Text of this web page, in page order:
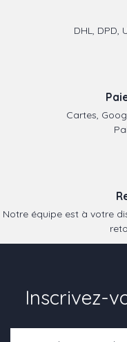
DHL, DPD,
Cartes,
Notre équipe est à votre
Inscrivez-